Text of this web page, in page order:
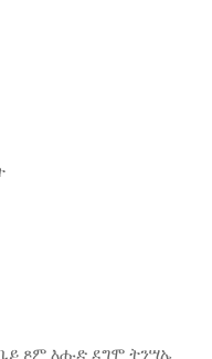
ጾም እሑድ ደግሞ ትንሣኤ